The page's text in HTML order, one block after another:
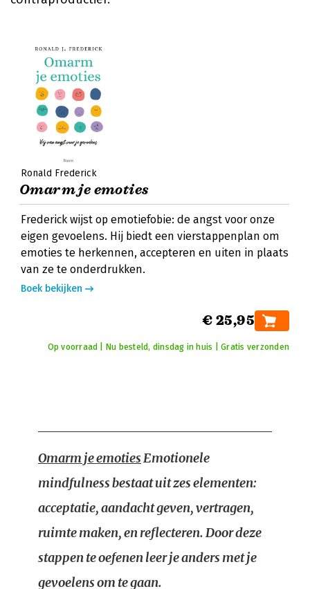
Ronald Frederick
Omarm je emoties
Frederick wijst op emotiefobie: de angst voor onze
eigen gevoelens. Hij biedt een vierstappenplan om
emoties te herkennen, accepteren en uiten in plaats
van ze te onderdrukken.
Boek bekijken
€ 25,95
Op voorraad | Nu besteld, dinsdag in huis | Gratis verzonden
Omarm je emotiesEmotionele
mindfulness bestaat uit zes elementen:
acceptatie, aandacht geven, vertragen,
ruimte maken, en reflecteren. Door deze
stappen te oefenen leer je anders met je
gevoelens om te gaan.